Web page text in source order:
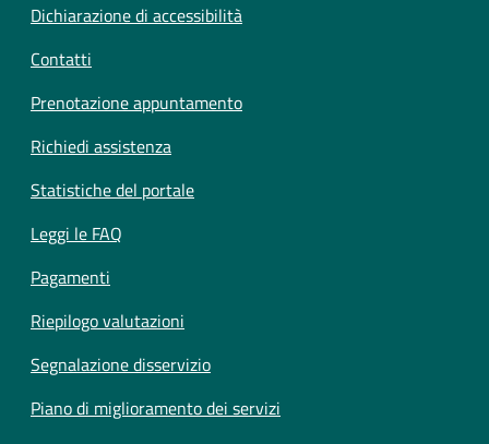
Dichiarazione di accessibilità
Contatti
Prenotazione appuntamento
Richiedi assistenza
Statistiche del portale
Leggi le FAQ
Pagamenti
Riepilogo valutazioni
Segnalazione disservizio
Piano di miglioramento dei servizi